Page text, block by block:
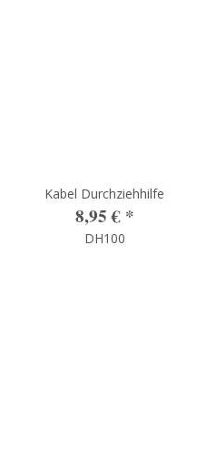
Kabel Durchziehhilfe
8,95 € *
DH100